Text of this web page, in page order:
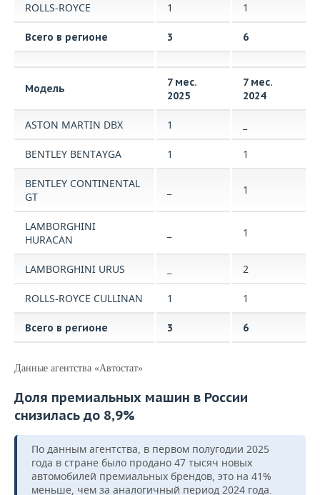
ROLLS-ROYCE 1 1
Всего в регионе 3 6
Модель
7 мес.
2025
7 мес.
2024
ASTON MARTIN DBX 1
BENTLEY BENTAYGA 1 1
BENTLEY CONTINENTAL
GT
1
LAMBORGHINI
HURACAN
1
LAMBORGHINI URUS 2
ROLLS-ROYCE CULLINAN 1 1
Всего в регионе 3 6
Данные агентства «Автостат»
Доля премиальных машин в России
снизилась до 8,9%
По данным агентства, в первом полугодии 2025
года в стране было продано 47 тысяч новых
автомобилей премиальных брендов, это на 41%
меньше, чем за аналогичный период 2024 года.